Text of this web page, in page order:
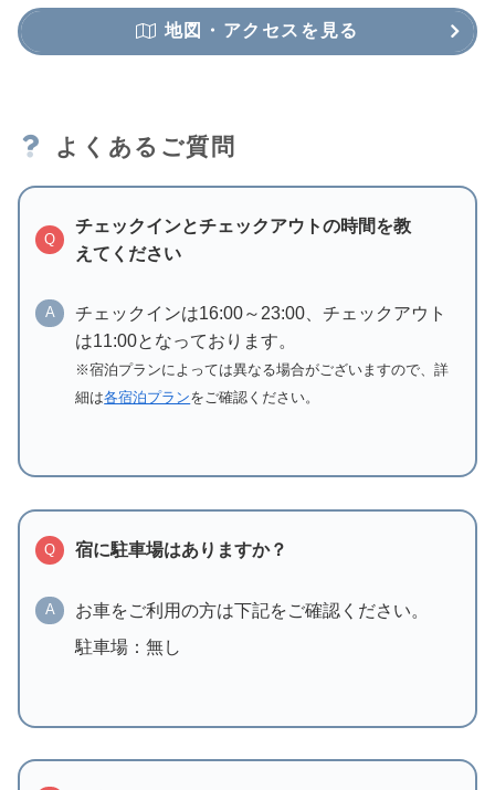
地図・アクセスを見る
よくあるご質問
Q
チェックインとチェックアウトの時間を教
えてください
A
チェックインは16:00～23:00、チェックアウト
は11:00となっております。
※宿泊プランによっては異なる場合がございますので、詳
細は各宿泊プランをご確認ください。
Q 宿に駐車場はありますか？
A
お車をご利用の方は下記をご確認ください。
駐車場：無し